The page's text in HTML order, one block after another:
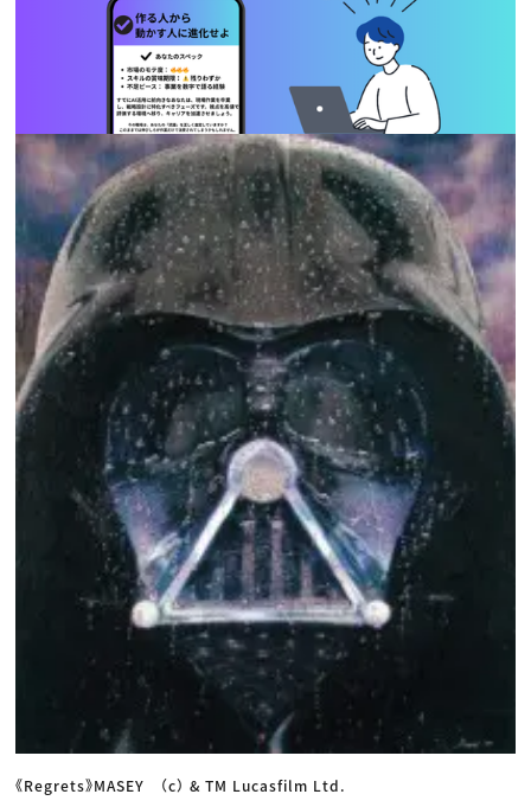
CREATIVE VILLAGEからのお知らせ
プロフェッショナル×つながる×メディア
《Regrets》MASEY （c） & TM Lucasfilm Ltd.